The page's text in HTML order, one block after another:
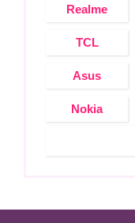
Realme
TCL
Asus
Nokia